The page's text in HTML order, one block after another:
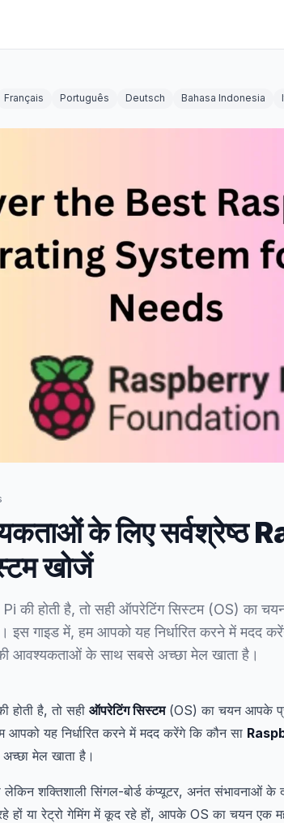
Français Português Deutsch Bahasa Indonesia
के लिए सर्वश्रेष्ठ
खोजें
की होती है, तो सही ऑपरेटिंग सिस्टम (OS) का
इस गाइड में, हम आपको यह निर्धारित करने में मदद
आवश्यकताओं के साथ सबसे अच्छा मेल खाता है।
होती है, तो सही ऑपरेटिंग सिस्टम(OS) का चयन आपके
आपको यह निर्धारित करने में मदद करेंगे कि कौन सा
मेल खाता है।
लेकिन शक्तिशाली सिंगल-बोर्ड कंप्यूटर, अनंत संभावनाओं के
हों या रेट्रो गेमिंग में कूद रहे हों, आपके OS का चयन एक